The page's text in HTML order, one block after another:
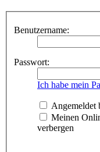
Benutzername:
Passwort:
Ich habe mein
Angemeldet
Meinen
verbergen